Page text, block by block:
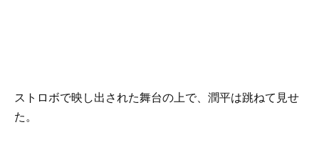
ストロボで映し出された舞台の上で、潤平は跳ねて見せ
た。